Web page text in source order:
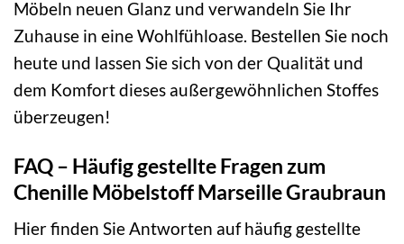
Möbeln neuen Glanz und verwandeln Sie Ihr
Zuhause in eine Wohlfühloase. Bestellen Sie noch
heute und lassen Sie sich von der Qualität und
dem Komfort dieses außergewöhnlichen Stoffes
überzeugen!
FAQ – Häufig gestellte Fragen zum
Chenille Möbelstoff Marseille Graubraun
Hier finden Sie Antworten auf häufig gestellte